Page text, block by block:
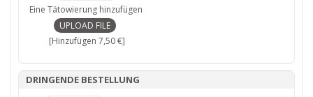
Eine Tätowierung hinzufügen
[Hinzufügen 7,50 €]
DRINGENDE BESTELLUNG